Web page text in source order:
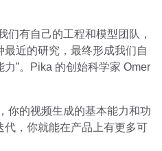
们有自己的工程和模型团队，
近的研究，最终形成我们自
”。Pika 的创始科学家 Omer
你的视频生成的基本能力和功
，你就能在产品上有更多可